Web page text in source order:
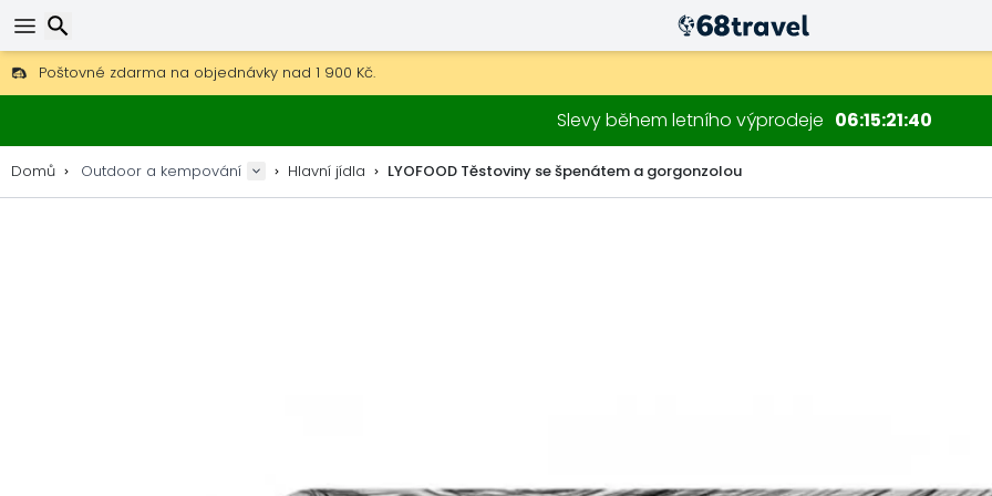
Poštovné zdarma na objednávky nad 1 900 Kč.
30 dní na vrácení, 90 dní na dřevěné mapy a dekorace.
Slevy během letního výprodeje 06 15 21 39
Domů Outdoor a kempování Hlavní jídla LYOFOOD Těstoviny se špenátem a gorgonzolou